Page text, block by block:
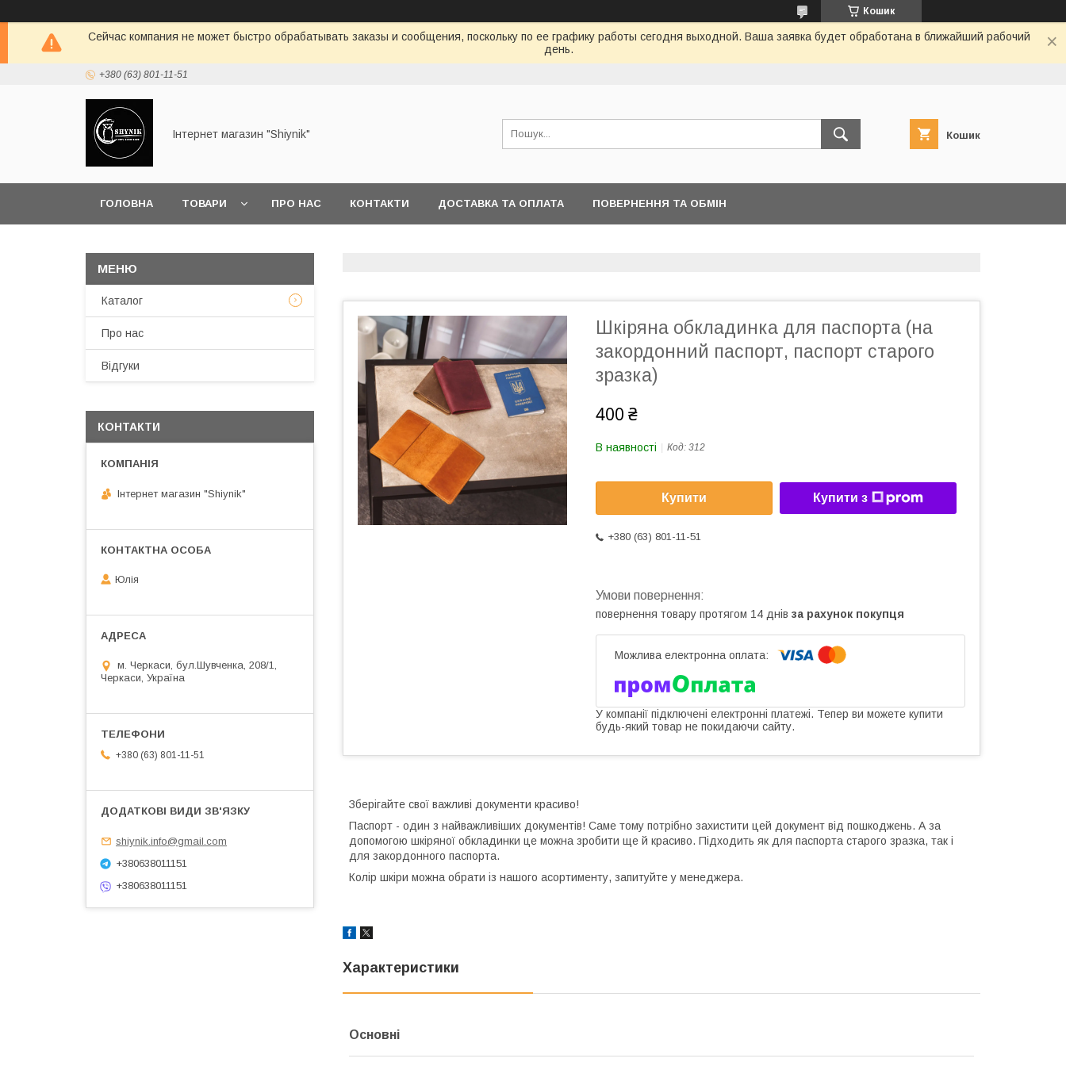
Кошик
Сейчас компания не может быстро обрабатывать заказы и сообщения, поскольку по ее графику работы сегодня выходной. Ваша заявка будет обработана в ближайший рабочий
день.
+380 (63) 801-11-51
Інтернет магазин "Shiynik" Кошик
ГОЛОВНА ТОВАРИ ПРО НАС КОНТАКТИ ДОСТАВКА ТА ОПЛАТА ПОВЕРНЕННЯ ТА ОБМІН
Шкіряна обкладинка для паспорта (на
закордонний паспорт, паспорт старого
зразка)
400 ₴
В наявності Код: 312
Купити Купити з
+380 (63) 801-11-51
повернення товару протягом 14 днів за рахунок покупця
У компанії підключені електронні платежі. Тепер ви можете купити
будь-який товар не покидаючи сайту.
Зберігайте свої важливі документи красиво!
Паспорт - один з найважливіших документів! Саме тому потрібно захистити цей документ від пошкоджень. А за
допомогою шкіряної обкладинки це можна зробити ще й красиво. Підходить як для паспорта старого зразка, так і
для закордонного паспорта.
Колір шкіри можна обрати із нашого асортименту, запитуйте у менеджера.
Характеристики
Основні
Каталог
Про нас
Відгуки
КОНТАКТИ
Інтернет магазин "Shiynik"
Юлія
м. Черкаси, бул.Шувченка, 208/1,
Черкаси, Україна
+380 (63) 801-11-51
shiynik.info@gmail.com
+380638011151
+380638011151